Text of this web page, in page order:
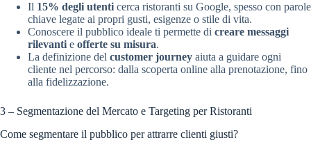
Il 15% degli utenti cerca ristoranti su Google, spesso con parole
chiave legate ai propri gusti, esigenze o stile di vita.
Conoscere il pubblico ideale ti permette di creare messaggi
rilevanti e offerte su misura.
La definizione del customer journey aiuta a guidare ogni
cliente nel percorso: dalla scoperta online alla prenotazione, fino
alla fidelizzazione.
3 – Segmentazione del Mercato e Targeting per Ristoranti
Come segmentare il pubblico per attrarre clienti giusti?